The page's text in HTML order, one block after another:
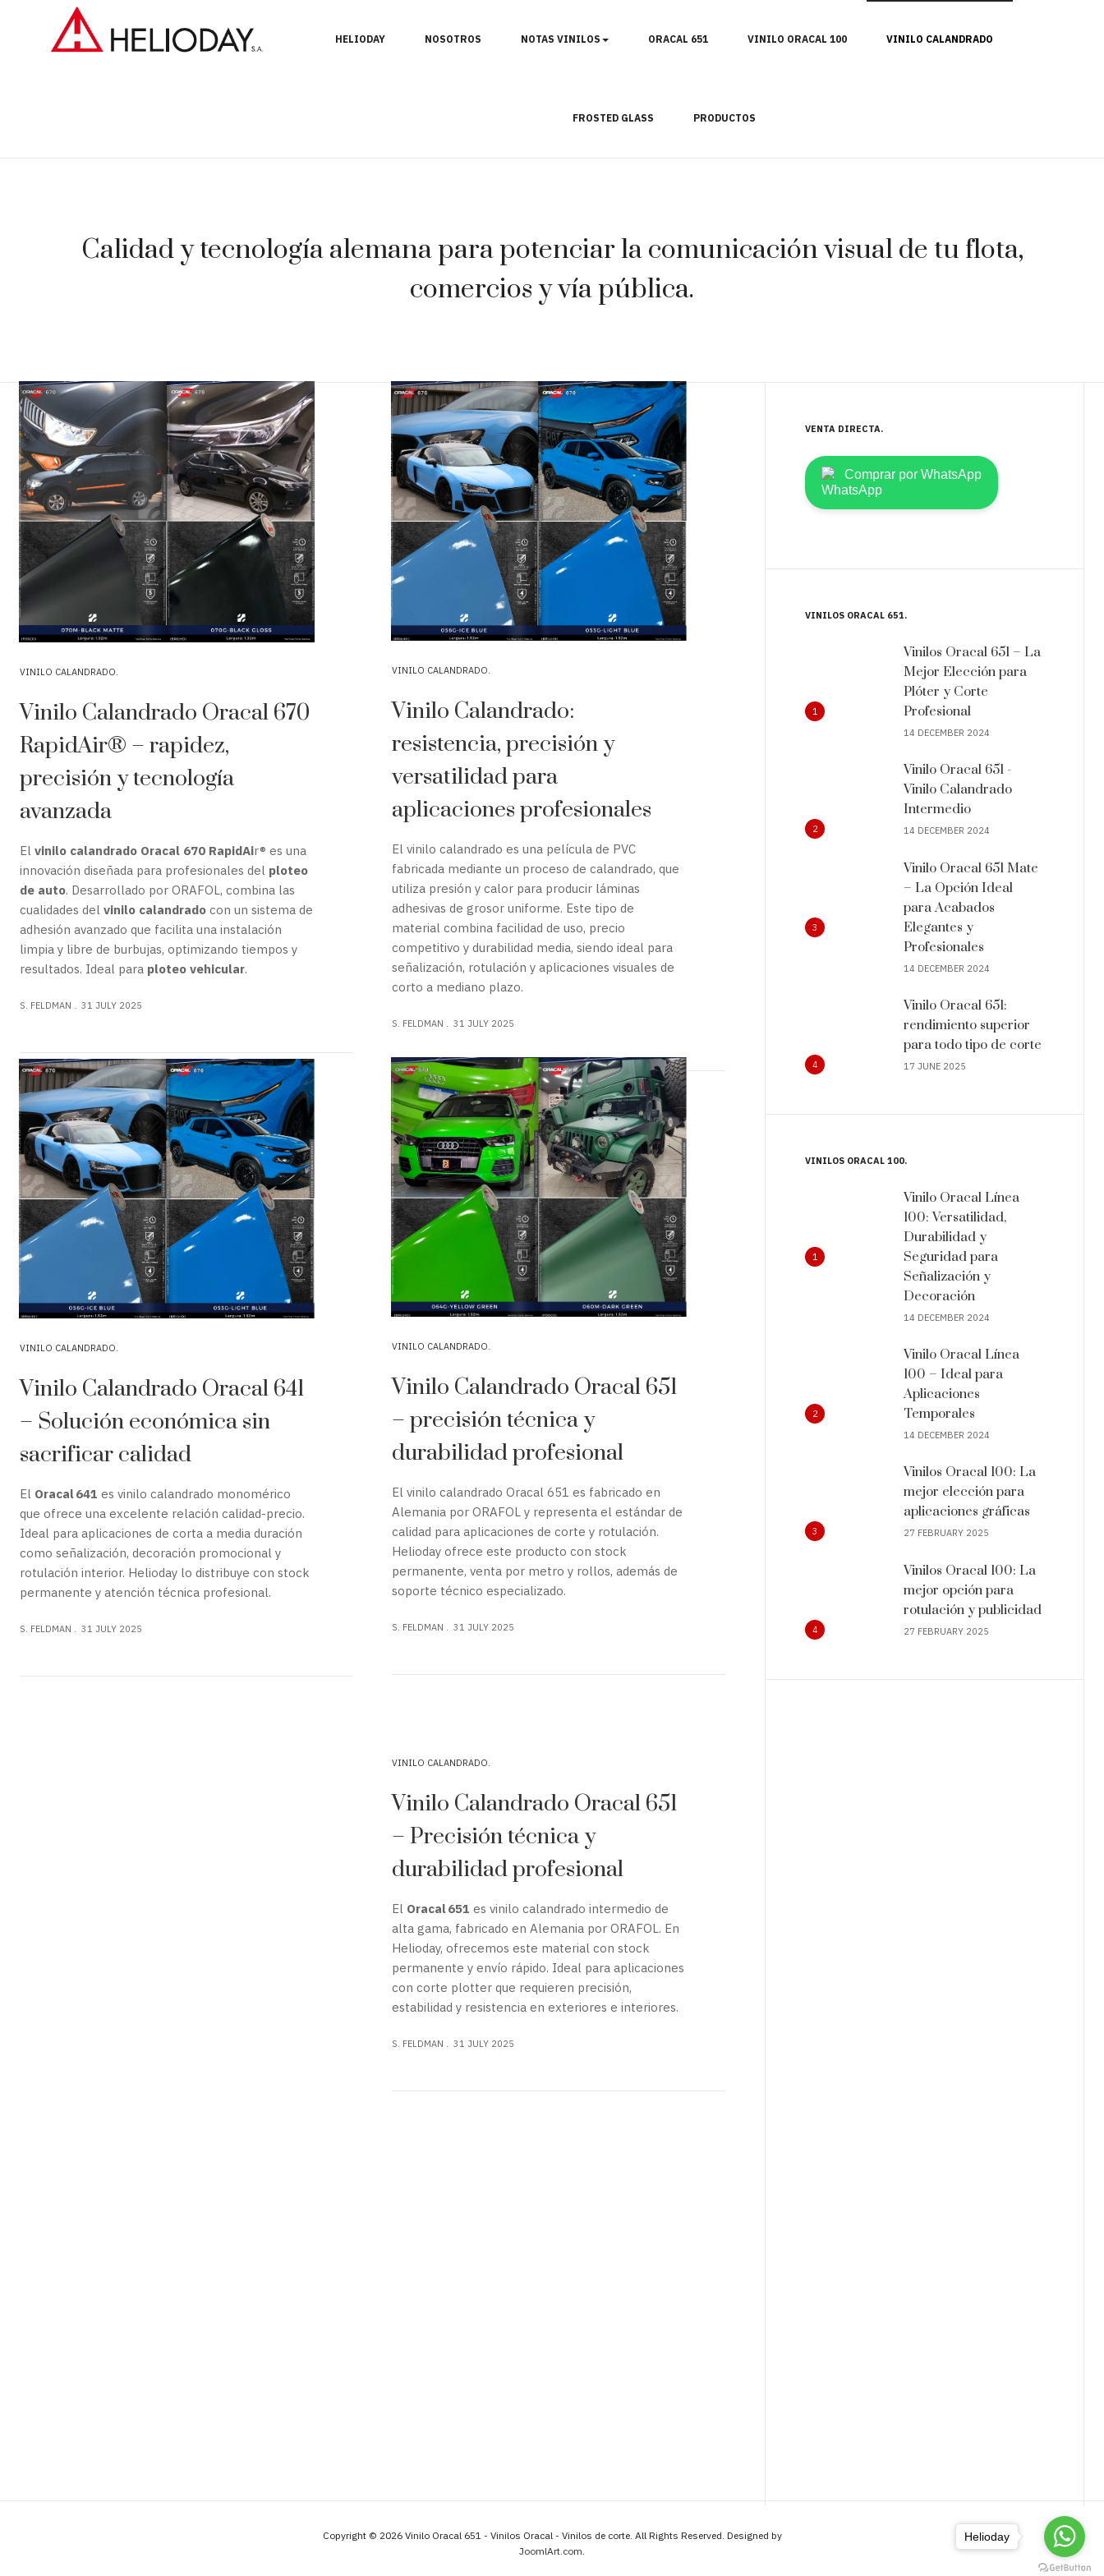
HELIODAY NOSOTROS NOTAS VINILOS ORACAL 651 VINILO ORACAL 100 VINILO CALANDRADO
FROSTED GLASS PRODUCTOS
Calidad y tecnología alemana para potenciar la comunicación visual de tu flota,
comercios y vía pública.
VINILO CALANDRADO
Vinilo Calandrado Oracal 670
RapidAir® – rapidez,
precisión y tecnología
avanzada
El vinilo calandrado Oracal 670 RapidAir® es una
innovación diseñada para profesionales del ploteo
de auto. Desarrollado por ORAFOL, combina las
cualidades del vinilo calandrado con un sistema de
adhesión avanzado que facilita una instalación
limpia y libre de burbujas, optimizando tiempos y
resultados. Ideal para ploteo vehicular.
S. FELDMAN 31 JULY 2025
VINILO CALANDRADO
Vinilo Calandrado:
resistencia, precisión y
versatilidad para
aplicaciones profesionales
El vinilo calandrado es una película de PVC
fabricada mediante un proceso de calandrado, que
utiliza presión y calor para producir láminas
adhesivas de grosor uniforme. Este tipo de
material combina facilidad de uso, precio
competitivo y durabilidad media, siendo ideal para
señalización, rotulación y aplicaciones visuales de
corto a mediano plazo.
S. FELDMAN 31 JULY 2025
VINILO CALANDRADO
Vinilo Calandrado Oracal 651
– precisión técnica y
durabilidad profesional
El vinilo calandrado Oracal 651 es fabricado en
Alemania por ORAFOL y representa el estándar de
calidad para aplicaciones de corte y rotulación.
Helioday ofrece este producto con stock
soporte técnico especializado.
Vinilo Calandrado Oracal 641
– Solución económica sin
sacrificar calidad
El Oracal 641
es vinilo calandrado monomérico
que ofrece una excelente relación calidad-precio.
Ideal para aplicaciones de corta a media duración
rotulación interior. Helioday lo distribuye con stock
VENTA DIRECTA
Comprar por WhatsApp
VINILOS ORACAL 651
1
Vinilos Oracal 651 – La
Mejor Elección para
Plóter y Corte
Profesional
14 DECEMBER 2024
2
Vinilo Oracal 651 -
Vinilo Calandrado
Intermedio
14 DECEMBER 2024
3
Vinilo Oracal 651 Mate
– La Opción Ideal
para Acabados
Elegantes y
Profesionales
14 DECEMBER 2024
4
Vinilo Oracal 651:
rendimiento superior
para todo tipo de corte
17 JUNE 2025
VINILOS ORACAL 100
1
Vinilo Oracal Línea
100: Versatilidad,
Durabilidad y
Seguridad para
Señalización y
Decoración
14 DECEMBER 2024
2
Vinilo Oracal Línea
100 – Ideal para
Aplicaciones
Temporales
14 DECEMBER 2024
3
Vinilos Oracal 100: La
mejor elección para
aplicaciones gráficas
27 FEBRUARY 2025
4
Vinilos Oracal 100: La
mejor opción para
rotulación y publicidad
27 FEBRUARY 2025
Copyright © 2026 Vinilo Oracal 651 - Vinilos Oracal - Vinilos de corte. All Rights Reserved. Designed by
JoomlArt.com.
Helioday